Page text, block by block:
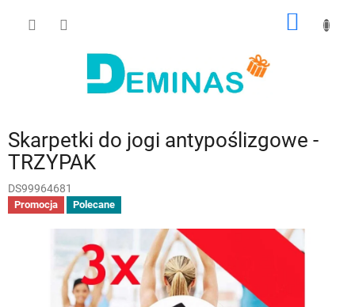
Skarpetki do jogi antypoślizgowe -
TRZYPAK
DS99964681
Promocja Polecane